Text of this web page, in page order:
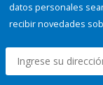
datos personales
recibir novedades